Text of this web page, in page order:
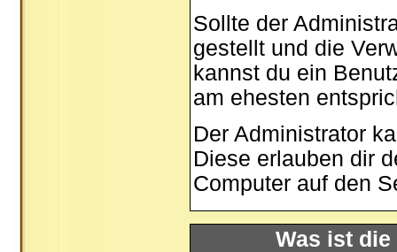
Sollte der
gestellt und die
kannst du ein
am ehesten
Der Administrator
Diese erlauben dir
Computer auf den
Was ist